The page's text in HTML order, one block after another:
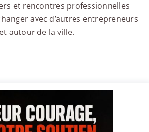
et rencontres professionnelles
avec d’autres entrepreneurs
autour de la ville.